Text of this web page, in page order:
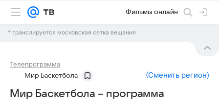
Фильмы онлайн
* транслируется московская сетка вещания
Телепрограмма
Мир Баскетбола (Сменить регион)
Мир Баскетбола – программа